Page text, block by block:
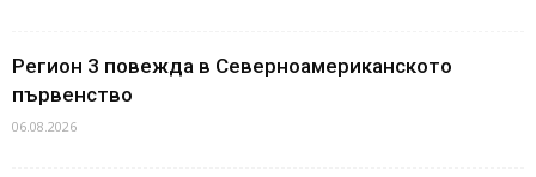
Регион 3 повежда в Северноамериканското
първенство
06.08.2026